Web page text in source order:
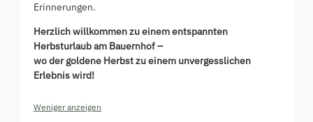
Erinnerungen.
Herzlich willkommen zu einem entspannten
Herbsturlaub am Bauernhof –
wo der goldene Herbst zu einem unvergesslichen
Erlebnis wird!
Weniger anzeigen